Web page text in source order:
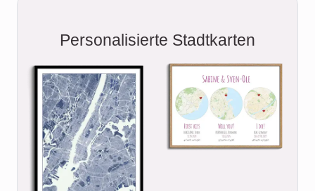
Personalisierte Stadtkarten